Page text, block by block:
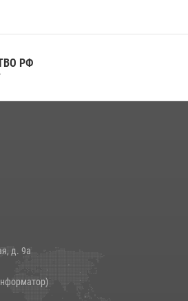
к 105-летию Центрального
помощи (видео)
научная конференция по обобщению
РФ
д. 9а